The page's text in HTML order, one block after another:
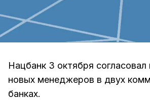
Нацбанк 3 октября согласовал
новых менеджеров в двух
банках.